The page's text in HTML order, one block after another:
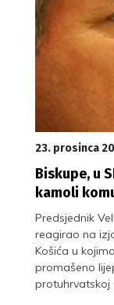
23. prosinca
Biskupe, u
kamoli
Predsjednik
reagirao na
Košića u
promašeno
protuhrvatskoj